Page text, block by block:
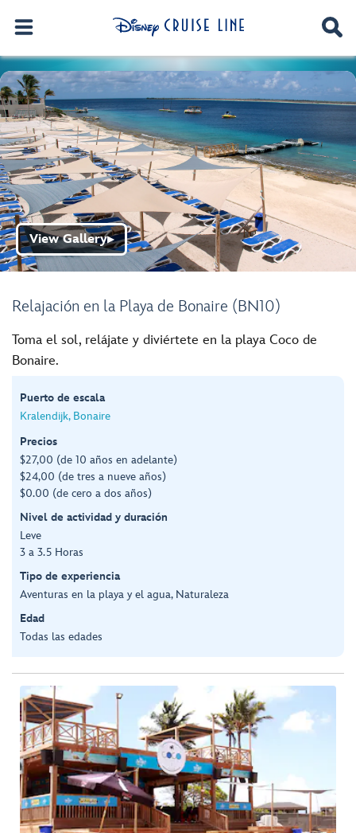
Relajación en la Playa de Bonaire (BN10)
View Gallery▶
Toma el sol, relájate y diviértete en la playa Coco de
Bonaire.
Puerto de escala
Kralendijk, Bonaire
Precios
$27,00 (de 10 años en adelante)
$24,00 (de tres a nueve años)
$0.00 (de cero a dos años)
Nivel de actividad y duración
Leve
3 a 3.5 Horas
Tipo de experiencia
Aventuras en la playa y el agua, Naturaleza
Edad
Todas las edades